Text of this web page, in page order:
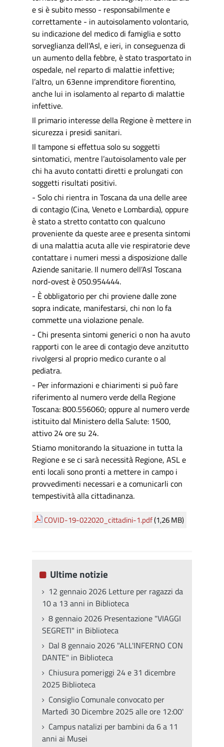
e si è subito messo - responsabilmente e
correttamente - in autoisolamento volontario,
su indicazione del medico di famiglia e sotto
sorveglianza dell'Asl, e ieri, in conseguenza di
un aumento della febbre, è stato trasportato in
ospedale, nel reparto di malattie infettive;
l’altro, un 63enne imprenditore fiorentino,
anche lui in isolamento al reparto di malattie
infettive.
Il primario interesse della Regione è mettere in
sicurezza i presidi sanitari.
Il tampone si effettua solo su soggetti
sintomatici, mentre l’autoisolamento vale per
chi ha avuto contatti diretti e prolungati con
soggetti risultati positivi.
- Solo chi rientra in Toscana da una delle aree
di contagio (Cina, Veneto e Lombardia), oppure
è stato a stretto contatto con qualcuno
proveniente da queste aree e presenta sintomi
di una malattia acuta alle vie respiratorie deve
contattare i numeri messi a disposizione dalle
Aziende sanitarie. Il numero dell’Asl Toscana
nord-ovest è 050.954444.
- È obbligatorio per chi proviene dalle zone
sopra indicate, manifestarsi, chi non lo fa
commette una violazione penale.
- Chi presenta sintomi generici o non ha avuto
rapporti con le aree di contagio deve anzitutto
rivolgersi al proprio medico curante o al
pediatra.
- Per informazioni e chiarimenti si può fare
riferimento al numero verde della Regione
Toscana:800.556060; oppure al numero verde
istituito dal Ministero della Salute: 1500,
attivo 24 ore su 24.
Stiamo monitorando la situazione in tutta la
Regione e se ci sarà necessità Regione, ASL e
enti locali sono pronti a mettere in campo i
provvedimenti necessari e a comunicarli con
tempestività alla cittadinanza.
COVID-19-022020_cittadini-1.pdf(1,26 MB)
Ultime notizie
12 gennaio 2026 Letture per ragazzi da
10 a 13 anni in Biblioteca
8 gennaio 2026 Presentazione "VIAGGI
SEGRETI" in Biblioteca
Dal 8 gennaio 2026 "ALL'INFERNO CON
DANTE" in Biblioteca
Chiusura pomeriggi 24 e 31 dicembre
2025 Biblioteca
Consiglio Comunale convocato per
Martedì 30 Dicembre 2025 alle ore 12:00'
Campus natalizi per bambini da 6 a 11
anni ai Musei